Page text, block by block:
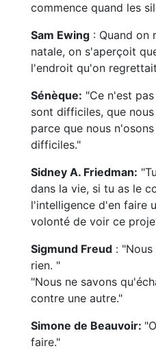
commence quand les
Sam Ewing : Quand on
natale, on s'aperçoit
l'endroit qu'on
Sénèque: "Ce n'est
sont difficiles, que
parce que nous
difficiles."
Sidney A. Friedman:
dans la vie, si tu as le
l'intelligence d'en faire
volonté de voir ce
Sigmund Freud :
rien. "
"Nous ne savons
contre une autre."
Simone de Beauvoir:
faire."